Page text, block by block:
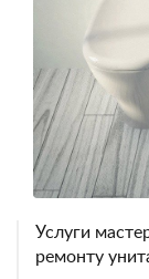
Услуги
ремонту